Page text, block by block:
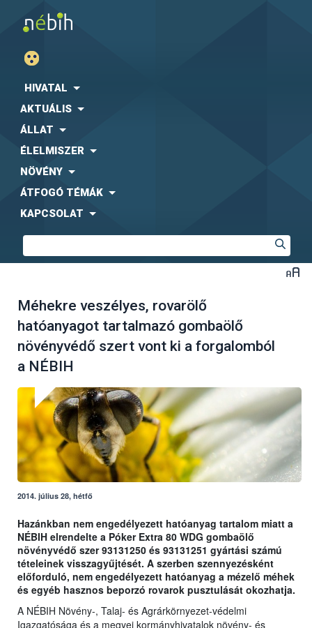
HIVATAL
AKTUÁLIS
ÁLLAT
ÉLELMISZER
NÖVÉNY
ÁTFOGÓ TÉMÁK
KAPCSOLAT
Méhekre veszélyes, rovarölő
hatóanyagot tartalmazó gombaölő
növényvédő szert vont ki a forgalomból
a NÉBIH
2014. július 28, hétfő
Hazánkban nem engedélyezett hatóanyag tartalom miatt a
NÉBIH elrendelte a Póker Extra 80 WDG gombaölő
növényvédő szer 93131250 és 93131251 gyártási számú
tételeinek visszagyűjtését. A szerben szennyezésként
előforduló, nem engedélyezett hatóanyag a mézelő méhek
és egyéb hasznos beporzó rovarok pusztulását okozhatja.
A NÉBIH Növény-, Talaj- és Agrárkörnyezet-védelmi
Igazgatósága és a megyei kormányhivatalok növény- és